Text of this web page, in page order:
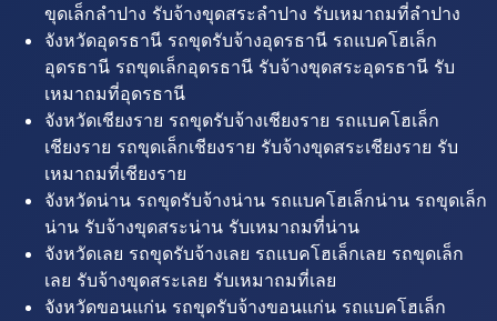
ขุดเล็กลำปาง รับจ้างขุดสระลำปาง รับเหมาถมที่ลำปาง
จังหวัดอุดรธานี รถขุดรับจ้างอุดรธานี รถแบคโฮเล็ก
อุดรธานี รถขุดเล็กอุดรธานี รับจ้างขุดสระอุดรธานี รับ
เหมาถมที่อุดรธานี
จังหวัดเชียงราย รถขุดรับจ้างเชียงราย รถแบคโฮเล็ก
เชียงราย รถขุดเล็กเชียงราย รับจ้างขุดสระเชียงราย รับ
เหมาถมที่เชียงราย
จังหวัดน่าน รถขุดรับจ้างน่าน รถแบคโฮเล็กน่าน รถขุดเล็ก
น่าน รับจ้างขุดสระน่าน รับเหมาถมที่น่าน
จังหวัดเลย รถขุดรับจ้างเลย รถแบคโฮเล็กเลย รถขุดเล็ก
เลย รับจ้างขุดสระเลย รับเหมาถมที่เลย
จังหวัดขอนแก่น รถขุดรับจ้างขอนแก่น รถแบคโฮเล็ก